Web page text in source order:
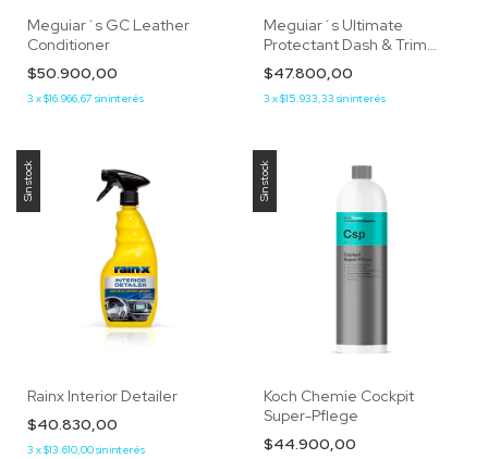
Meguiar´s GC Leather
Conditioner
$50.900,00
3 x$16.966,67 sin interés
Meguiar´s Ultimate
Protectant Dash & Trim
Restorer
$47.800,00
3 x$15.933,33 sin interés
Sin stock
Rainx Interior Detailer
$40.830,00
3 x$13.610,00sin interés
Sin stock
Koch Chemie Cockpit
Super-Pflege
$44.900,00